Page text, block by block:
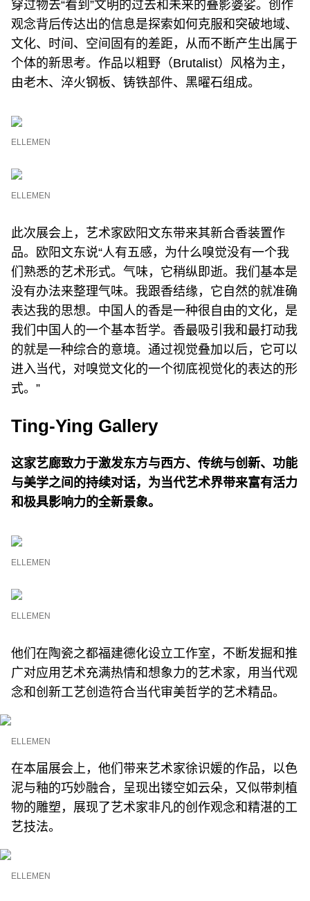
穿过物去“看到”文明的过去和未来的叠影婆娑。创作
观念背后传达出的信息是探索如何克服和突破地域、
文化、时间、空间固有的差距，从而不断产生出属于
个体的新思考。作品以粗野（Brutalist）风格为主，
由老木、淬火钢板、铸铁部件、黑曜石组成。
ELLEMEN
ELLEMEN
此次展会上，艺术家欧阳文东带来其新合香装置作
品。欧阳文东说“人有五感，为什么嗅觉没有一个我
们熟悉的艺术形式。气味，它稍纵即逝。我们基本是
没有办法来整理气味。我跟香结缘，它自然的就准确
表达我的思想。中国人的香是一种很自由的文化，是
我们中国人的一个基本哲学。香最吸引我和最打动我
的就是一种综合的意境。通过视觉叠加以后，它可以
进入当代，对嗅觉文化的一个彻底视觉化的表达的形
式。”
Ting-Ying Gallery
这家艺廊致力于激发东⽅与⻄⽅、传统与创新、功能
与美学之间的持续对话，为当代艺术界带来富有活⼒
和极具影响⼒的全新景象。
ELLEMEN
ELLEMEN
他们在陶瓷之都福建德化设立⼯作室，不断发掘和推
⼴对应⽤艺术充满热情和想象⼒的艺术家，⽤当代观
念和创新⼯艺创造符合当代审美哲学的艺术精品。
ELLEMEN
在本届展会上，他们带来艺术家徐识媛的作品，以色
泥与釉的巧妙融合，呈现出镂空如云朵，又似带刺植
物的雕塑，展现了艺术家非凡的创作观念和精湛的工
艺技法。
ELLEMEN